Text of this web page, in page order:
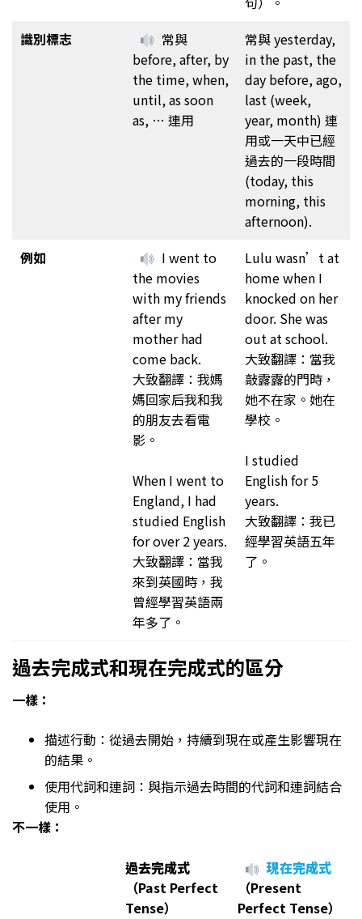
識別標志
常與
before, after, by
the time, when,
until, as soon
as, … 連用
常與 yesterday,
in the past, the
day before, ago,
last (week,
year, month) 連
用或一天中已經
過去的一段時間
(today, this
morning, this
afternoon).
例如
I went to
the movies
with my friends
after my
mother had
come back.
大致翻譯：我媽
媽回家后我和我
的朋友去看電
影。
When I went to
England, I had
studied English
for over 2 years.
大致翻譯：當我
來到英國時，我
曾經學習英語兩
年多了。
Lulu wasn’t at
home when I
knocked on her
door. She was
out at school.
大致翻譯：當我
敲露露的門時，
她不在家。她在
學校。
I studied
English for 5
years.
大致翻譯：我已
經學習英語五年
了。
過去完成式和現在完成式的區分
一樣：
描述行動：從過去開始，持續到現在或產生影響現在
的結果。
使用代詞和連詞：與指示過去時間的代詞和連詞結合
使用。
不一樣：
過去完成式
（Past Perfect
Tense）
現在完成式
（Present
Perfect Tense）